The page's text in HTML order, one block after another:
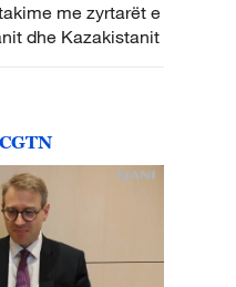
me zyrtarët e
dhe Kazakistanit